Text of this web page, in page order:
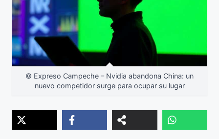
© Expreso Campeche – Nvidia abandona China: un
nuevo competidor surge para ocupar su lugar